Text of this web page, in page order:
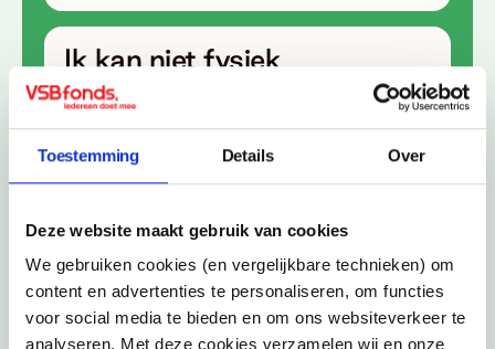
Toestemming Details Over
Deze website maakt gebruik van cookies
We gebruiken cookies (en vergelijkbare technieken) om
content en advertenties te personaliseren, om functies
voor social media te bieden en om ons websiteverkeer te
analyseren. Met deze cookies verzamelen wij en onze
Ik kan niet fysiek
aanwezig zijn bij de
selectiegesprekken. Wat
nu?
Waarom kan niet iedere
mbo-student een
VSBfonds Beurs
aanvragen?